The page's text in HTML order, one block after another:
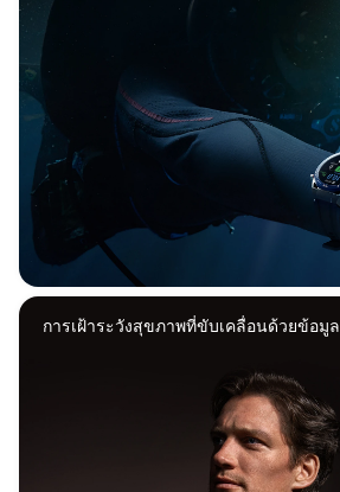
การเฝ้าระวังสุขภาพที่ขับเคลื่อนด้วยข้อมูล